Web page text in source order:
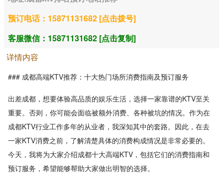
预订电话：15871131682 [点击拨号]
客服微信：15871131682 [点击复制]
详情内容
### 成都高端KTV推荐：十大热门场所消费指南及预订服务
出差成都，想要体验高品质的娱乐生活，选择一家靠谱的KTV至关
重要。否则，你可能会面临被额外消费、各种被坑的情况。作为在
成都KTV行业工作多年的从业者，我深知其中的套路。因此，在去
一家KTV消费之前，了解清楚具体的消费构成情况是非常必要的。
今天，我将为大家介绍成都十大高端KTV，包括它们的消费指南和
预订服务，希望能够帮助大家做出明智的选择。